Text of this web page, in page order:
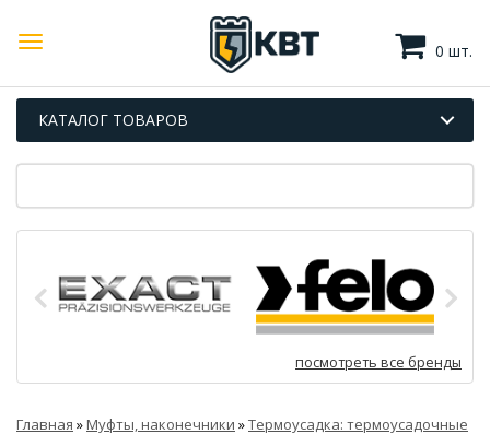
0 шт.
КАТАЛОГ ТОВАРОВ
посмотреть все бренды
Главная »Муфты, наконечники »Термоусадка: термоусадочные